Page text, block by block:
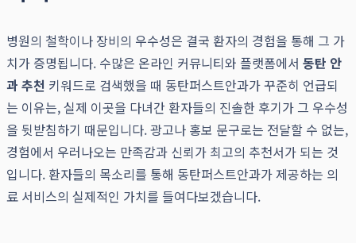
병원의 철학이나 장비의 우수성은 결국 환자의 경험을 통해 그 가
치가 증명됩니다. 수많은 온라인 커뮤니티와 플랫폼에서 동탄 안
과 추천 키워드로 검색했을 때 동탄퍼스트안과가 꾸준히 언급되
는 이유는, 실제 이곳을 다녀간 환자들의 진솔한 후기가 그 우수성
을 뒷받침하기 때문입니다. 광고나 홍보 문구로는 전달할 수 없는,
경험에서 우러나오는 만족감과 신뢰가 최고의 추천서가 되는 것
입니다. 환자들의 목소리를 통해 동탄퍼스트안과가 제공하는 의
료 서비스의 실제적인 가치를 들여다보겠습니다.